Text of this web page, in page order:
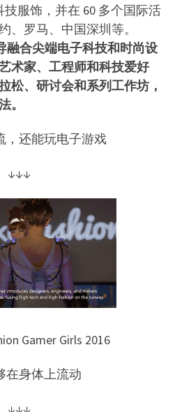
服饰，并在 60 多个国际活
、罗马、中国深圳等。
融合尖端电子科技和时尚设
术家、工程师和科技爱好
松、研讨会和系列工作坊，
。
，还能玩电子游戏
↓↓↓
Gamer Girls 2016
在身体上流动